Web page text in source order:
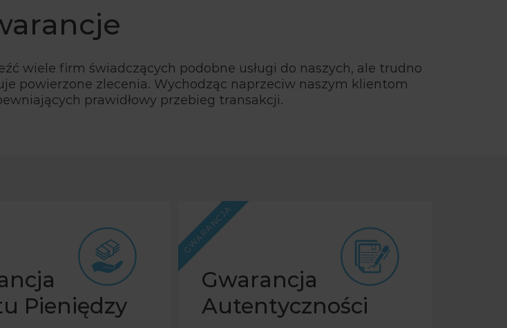
wiele firm świadczących podobne usługi do naszych, ale trudno
powierzone zlecenia. Wychodząc naprzeciw naszym klientom
prawidłowy przebieg transakcji.
Pieniędzy
Gwarancja
Autentyczności
GWARANCJA